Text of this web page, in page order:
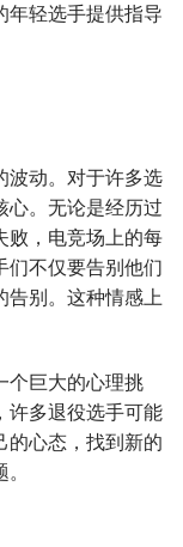
年轻选手提供指导
波动。对于许多选
心。无论是经历过
败，电竞场上的每
们不仅要告别他们
告别。这种情感上
个巨大的心理挑
许多退役选手可能
的心态，找到新的